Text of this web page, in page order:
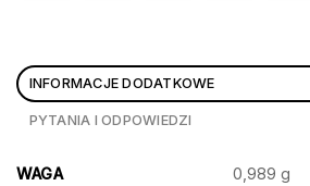
INFORMACJE DODATKOWE
PYTANIA I ODPOWIEDZI
WAGA 0,989 g